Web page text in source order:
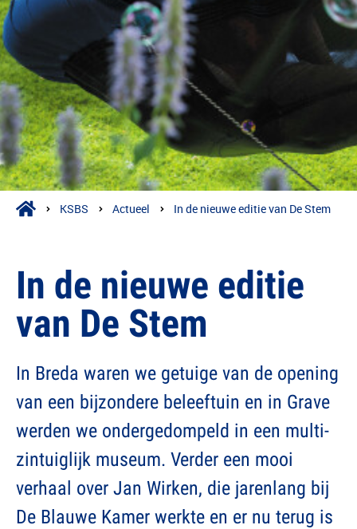
KSBS Actueel In de nieuwe editie van De Stem
In de nieuwe editie
van De Stem
In Breda waren we getuige van de opening
van een bijzondere beleeftuin en in Grave
werden we ondergedompeld in een multi-
zintuiglijk museum. Verder een mooi
verhaal over Jan Wirken, die jarenlang bij
De Blauwe Kamer werkte en er nu terug is